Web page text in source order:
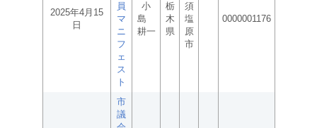
2025年4月15
日
員
マ
ニ
フ
ェ
ス
ト
小
島
耕一
栃
木
県
須
塩
原
市
0000001176
市
議